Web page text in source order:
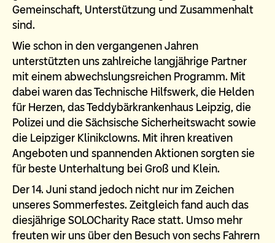
Gemeinschaft, Unterstützung und Zusammenhalt
sind.
Wie schon in den vergangenen Jahren
unterstützten uns zahlreiche langjährige Partner
mit einem abwechslungsreichen Programm. Mit
dabei waren das Technische Hilfswerk, die Helden
für Herzen, das Teddybärkrankenhaus Leipzig, die
Polizei und die Sächsische Sicherheitswacht sowie
die Leipziger Klinikclowns. Mit ihren kreativen
Angeboten und spannenden Aktionen sorgten sie
für beste Unterhaltung bei Groß und Klein.
Der 14. Juni stand jedoch nicht nur im Zeichen
unseres Sommerfestes. Zeitgleich fand auch das
diesjährige SOLOCharity Race statt. Umso mehr
freuten wir uns über den Besuch von sechs Fahrern